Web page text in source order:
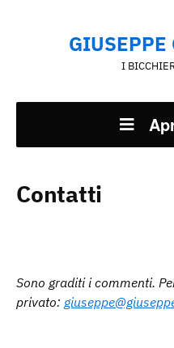
GIUSEPPE
I
Contatti
Sono graditi i commenti.
privato: